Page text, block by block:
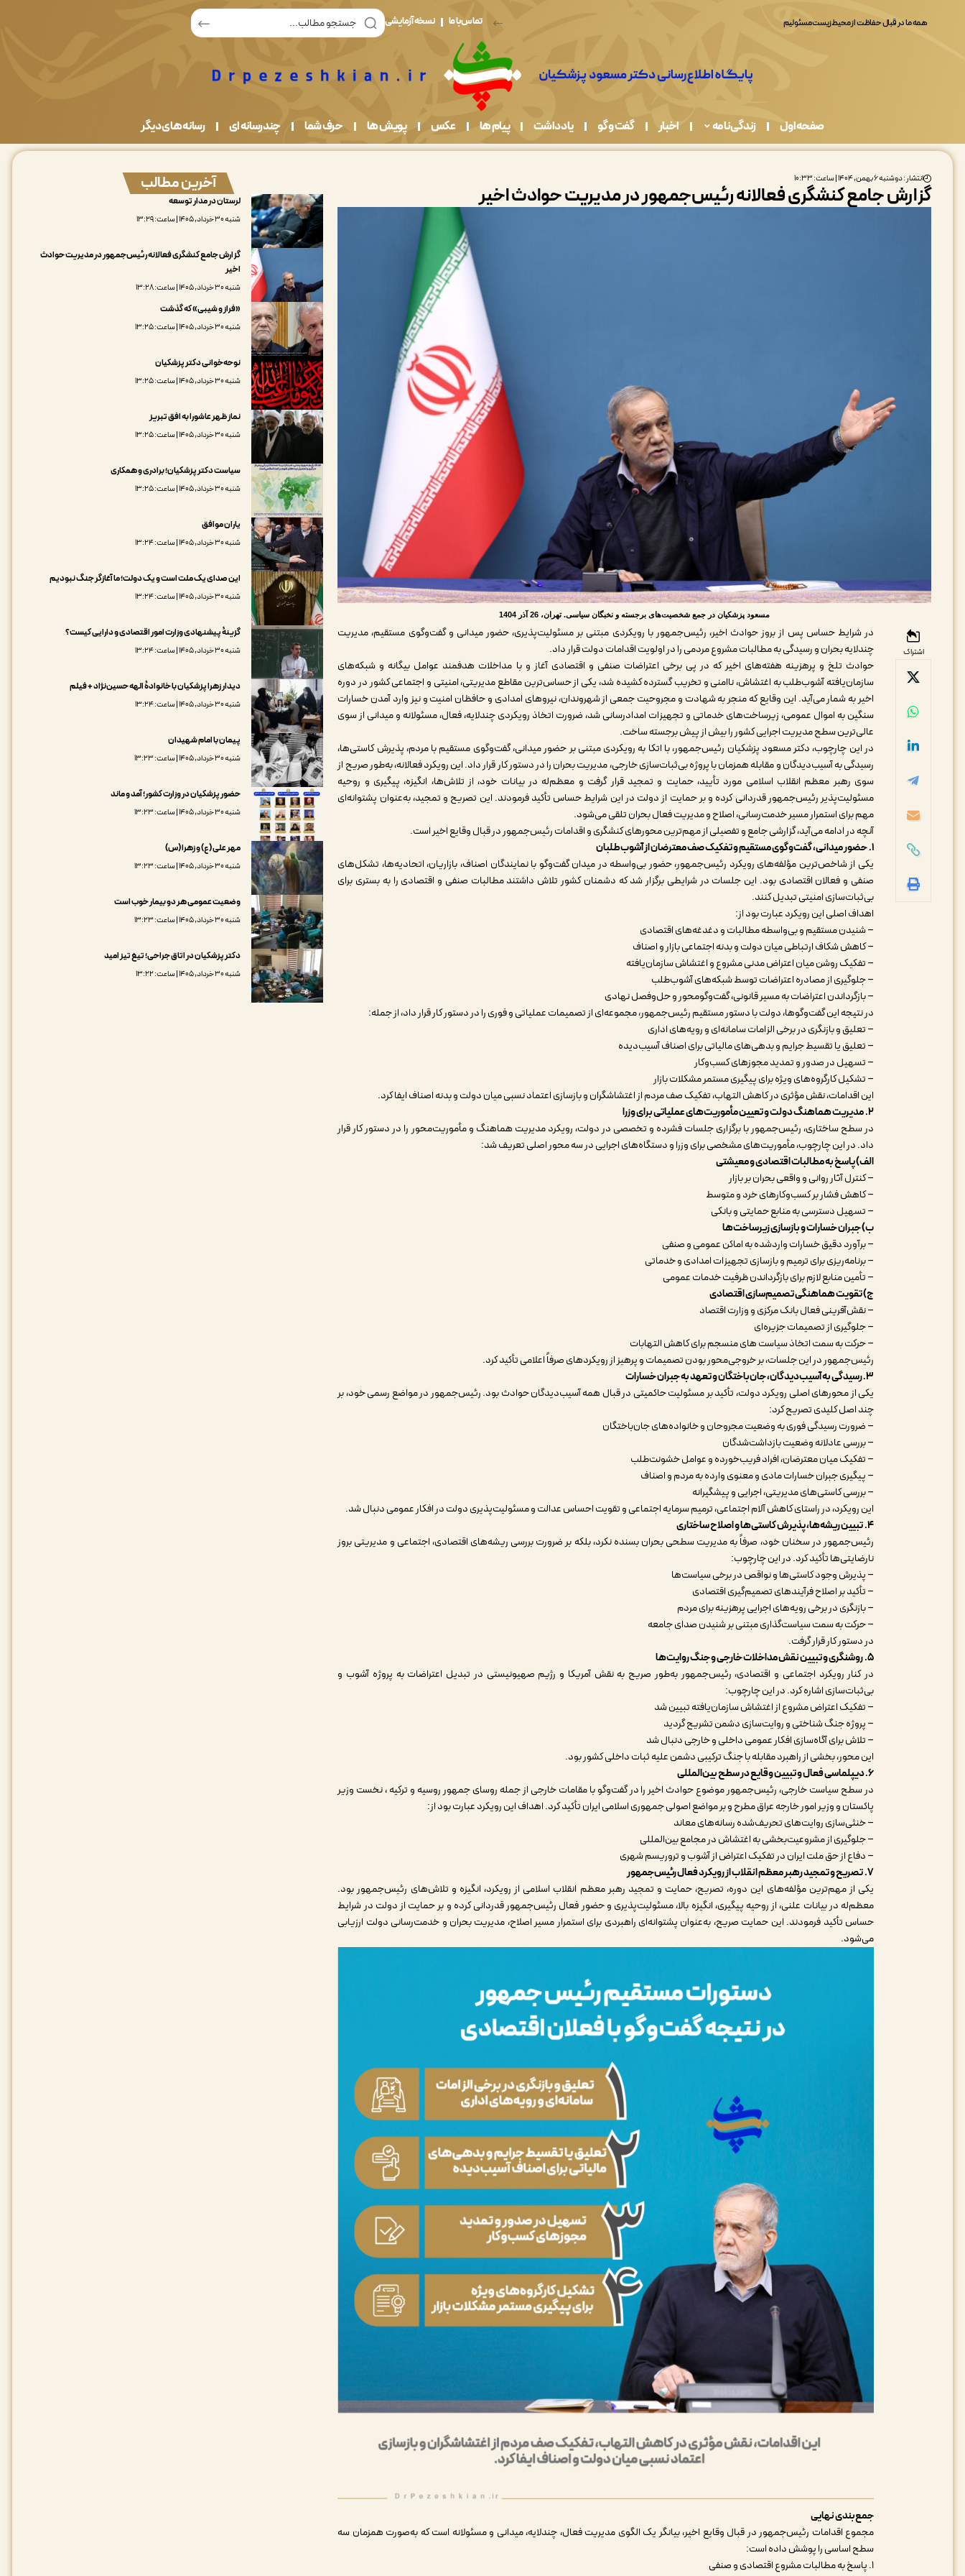
همه ما در قبال حفاظت از محیط زیست مسئولیم تماس با ما نسخه آزمایشی
صفحه اول زندگی نامه اخبار گفت و گو یادداشت پیام ها عکس پویش ها حرف شما چندرسانه ای رسانه های دیگر
انتشار : دوشنبه ۶ بهمن, ۱۴۰۴ | ساعت: ۱۰:۳۳
گزارش جامع کنشگری فعالانه رئیس‌جمهور در مدیریت حوادث اخیر
مسعود پزشکیان در جمع شخصیت‌های برجسته و نخبگان سیاسی. تهران، 26 آذر 1404
اشتراک
در شرایط حساس پس از بروز حوادث اخیر، رئیس‌جمهور با رویکردی مبتنی بر مسئولیت‌پذیری، حضور میدانی و گفت‌وگوی مستقیم، مدیریت
چندلایه بحران و رسیدگی به مطالبات مشروع مردمی را در اولویت اقدامات دولت قرار داد.
حوادث تلخ و پرهزینه هفته‌های اخیر که در پی برخی اعتراضات صنفی و اقتصادی آغاز و با مداخلات هدفمند عوامل بیگانه و شبکه‌های
سازمان‌یافته آشوب‌طلب به اغتشاش، ناامنی و تخریب گسترده کشیده شد، یکی از حساس‌ترین مقاطع مدیریتی، امنیتی و اجتماعی کشور در دوره
اخیر به شمار می‌آید. این وقایع که منجر به شهادت و مجروحیت جمعی از شهروندان، نیروهای امدادی و حافظان امنیت و نیز وارد آمدن خسارات
سنگین به اموال عمومی، زیرساخت‌های خدماتی و تجهیزات امدادرسانی شد، ضرورت اتخاذ رویکردی چندلایه، فعال، مسئولانه و میدانی از سوی
عالی‌ترین سطح مدیریت اجرایی کشور را بیش از پیش برجسته ساخت.
در این چارچوب، دکتر مسعود پزشکیان رئیس‌جمهور، با اتکا به رویکردی مبتنی بر حضور میدانی، گفت‌وگوی مستقیم با مردم، پذیرش کاستی‌ها،
رسیدگی به آسیب‌دیدگان و مقابله همزمان با پروژه بی‌ثبات‌سازی خارجی، مدیریت بحران را در دستور کار قرار داد. این رویکرد فعالانه، به‌طور صریح از
سوی رهبر معظم انقلاب اسلامی مورد تأیید، حمایت و تمجید قرار گرفت و معظم‌له در بیانات خود، از تلاش‌ها، انگیزه، پیگیری و روحیه
مسئولیت‌پذیر رئیس‌جمهور قدردانی کرده و بر حمایت از دولت در این شرایط حساس تأکید فرمودند. این تصریح و تمجید، به‌عنوان پشتوانه‌ای
مهم برای استمرار مسیر خدمت‌رسانی، اصلاح و مدیریت فعال بحران تلقی می‌شود.
آنچه در ادامه می‌آید، گزارشی جامع و تفصیلی از مهم‌ترین محورهای کنشگری و اقدامات رئیس‌جمهور در قبال وقایع اخیر است.
۱. حضور میدانی، گفت‌وگوی مستقیم و تفکیک صف معترضان از آشوب‌طلبان
یکی از شاخص‌ترین مؤلفه‌های رویکرد رئیس‌جمهور، حضور بی‌واسطه در میدان گفت‌وگو با نمایندگان اصناف، بازاریان، اتحادیه‌ها، تشکل‌های
صنفی و فعالان اقتصادی بود. این جلسات در شرایطی برگزار شد که دشمنان کشور تلاش داشتند مطالبات صنفی و اقتصادی را به بستری برای
بی‌ثبات‌سازی امنیتی تبدیل کنند.
اهداف اصلی این رویکرد عبارت بود از:
– شنیدن مستقیم و بی‌واسطه مطالبات و دغدغه‌های اقتصادی
– کاهش شکاف ارتباطی میان دولت و بدنه اجتماعی بازار و اصناف
– تفکیک روشن میان اعتراض مدنی مشروع و اغتشاش سازمان‌یافته
– جلوگیری از مصادره اعتراضات توسط شبکه‌های آشوب‌طلب
– بازگرداندن اعتراضات به مسیر قانونی، گفت‌وگومحور و حل‌وفصل نهادی
در نتیجه این گفت‌وگوها، دولت با دستور مستقیم رئیس‌جمهور، مجموعه‌ای از تصمیمات عملیاتی و فوری را در دستور کار قرار داد، از جمله:
– تعلیق و بازنگری در برخی الزامات سامانه‌ای و رویه‌های اداری
– تعلیق یا تقسیط جرایم و بدهی‌های مالیاتی برای اصناف آسیب‌دیده
– تسهیل در صدور و تمدید مجوزهای کسب‌وکار
– تشکیل کارگروه‌های ویژه برای پیگیری مستمر مشکلات بازار
این اقدامات، نقش مؤثری در کاهش التهاب، تفکیک صف مردم از اغتشاشگران و بازسازی اعتماد نسبی میان دولت و بدنه اصناف ایفا کرد.
۲. مدیریت هماهنگ دولت و تعیین مأموریت‌های عملیاتی برای وزرا
در سطح ساختاری، رئیس‌جمهور با برگزاری جلسات فشرده و تخصصی در دولت، رویکرد مدیریت هماهنگ و مأموریت‌محور را در دستور کار قرار
داد. در این چارچوب، مأموریت‌های مشخصی برای وزرا و دستگاه‌های اجرایی در سه محور اصلی تعریف شد:
الف) پاسخ به مطالبات اقتصادی و معیشتی
– کنترل آثار روانی و واقعی بحران بر بازار
– کاهش فشار بر کسب‌وکارهای خرد و متوسط
– تسهیل دسترسی به منابع حمایتی و بانکی
ب) جبران خسارات و بازسازی زیرساخت‌ها
– برآورد دقیق خسارات واردشده به اماکن عمومی و صنفی
– برنامه‌ریزی برای ترمیم و بازسازی تجهیزات امدادی و خدماتی
– تأمین منابع لازم برای بازگرداندن ظرفیت خدمات عمومی
ج) تقویت هماهنگی تصمیم‌سازی اقتصادی
– نقش‌آفرینی فعال بانک مرکزی و وزارت اقتصاد
– جلوگیری از تصمیمات جزیره‌ای
– حرکت به سمت اتخاذ سیاست های منسجم برای کاهش التهابات
رئیس‌جمهور در این جلسات، بر خروجی‌محور بودن تصمیمات و پرهیز از رویکردهای صرفاً اعلامی تأکید کرد.
۳. رسیدگی به آسیب‌دیدگان، جان‌باختگان و تعهد به جبران خسارات
یکی از محورهای اصلی رویکرد دولت، تأکید بر مسئولیت حاکمیتی در قبال همه آسیب‌دیدگان حوادث بود. رئیس‌جمهور در مواضع رسمی خود، بر
چند اصل کلیدی تصریح کرد:
– ضرورت رسیدگی فوری به وضعیت مجروحان و خانواده‌های جان‌باختگان
– بررسی عادلانه وضعیت بازداشت‌شدگان
– تفکیک میان معترضان، افراد فریب‌خورده و عوامل خشونت‌طلب
– پیگیری جبران خسارات مادی و معنوی وارده به مردم و اصناف
– بررسی کاستی‌های مدیریتی، اجرایی و پیشگیرانه
این رویکرد، در راستای کاهش آلام اجتماعی، ترمیم سرمایه اجتماعی و تقویت احساس عدالت و مسئولیت‌پذیری دولت در افکار عمومی دنبال شد.
۴. تبیین ریشه‌ها، پذیرش کاستی‌ها و اصلاح ساختاری
رئیس‌جمهور در سخنان خود، صرفاً به مدیریت سطحی بحران بسنده نکرد، بلکه بر ضرورت بررسی ریشه‌های اقتصادی، اجتماعی و مدیریتی بروز
نارضایتی‌ها تأکید کرد. در این چارچوب:
– پذیرش وجود کاستی‌ها و نواقص در برخی سیاست‌ها
– تأکید بر اصلاح فرآیندهای تصمیم‌گیری اقتصادی
– بازنگری در برخی رویه‌های اجرایی پرهزینه برای مردم
– حرکت به سمت سیاست‌گذاری مبتنی بر شنیدن صدای جامعه
در دستور کار قرار گرفت.
۵. روشنگری و تبیین نقش مداخلات خارجی و جنگ روایت‌ها
در کنار رویکرد اجتماعی و اقتصادی، رئیس‌جمهور به‌طور صریح به نقش آمریکا و رژیم صهیونیستی در تبدیل اعتراضات به پروژه آشوب و
بی‌ثبات‌سازی اشاره کرد. در این چارچوب:
– تفکیک اعتراض مشروع از اغتشاش سازمان‌یافته تبیین شد
– پروژه جنگ شناختی و روایت‌سازی دشمن تشریح گردید
– تلاش برای آگاه‌سازی افکار عمومی داخلی و خارجی دنبال شد
این محور، بخشی از راهبرد مقابله با جنگ ترکیبی دشمن علیه ثبات داخلی کشور بود.
۶. دیپلماسی فعال و تبیین وقایع در سطح بین‌المللی
در سطح سیاست خارجی، رئیس‌جمهور موضوع حوادث اخیر را در گفت‌وگو با مقامات خارجی از جمله روسای جمهور روسیه و ترکیه ، نخست وزیر
پاکستان و وزیر امور خارجه عراق مطرح و بر مواضع اصولی جمهوری اسلامی ایران تأکید کرد. اهداف این رویکرد عبارت بود از:
– خنثی‌سازی روایت‌های تحریف‌شده رسانه‌های معاند
– جلوگیری از مشروعیت‌بخشی به اغتشاش در مجامع بین‌المللی
– دفاع از حق ملت ایران در تفکیک اعتراض از آشوب و تروریسم شهری
۷. تصریح و تمجید رهبر معظم انقلاب از رویکرد فعال رئیس‌جمهور
یکی از مهم‌ترین مؤلفه‌های این دوره، تصریح، حمایت و تمجید رهبر معظم انقلاب اسلامی از رویکرد، انگیزه و تلاش‌های رئیس‌جمهور بود.
معظم‌له در بیانات علنی، از روحیه پیگیری، انگیزه بالا، مسئولیت‌پذیری و حضور فعال رئیس‌جمهور قدردانی کرده و بر حمایت از دولت در شرایط
حساس تأکید فرمودند. این حمایت صریح، به‌عنوان پشتوانه‌ای راهبردی برای استمرار مسیر اصلاح، مدیریت بحران و خدمت‌رسانی دولت ارزیابی
می‌شود.
جمع‌بندی نهایی
مجموع اقدامات رئیس‌جمهور در قبال وقایع اخیر، بیانگر یک الگوی مدیریت فعال، چندلایه، میدانی و مسئولانه است که به‌صورت همزمان سه
سطح اساسی را پوشش داده است:
۱. پاسخ به مطالبات مشروع اقتصادی و صنفی
آخرین مطالب
لرستان در مدار توسعه
شنبه ۳۰ خرداد, ۱۴۰۵ | ساعت: ۱۳:۲۹
گزارش جامع کنشگری فعالانه رئیس‌جمهور در مدیریت حوادث
اخیر
شنبه ۳۰ خرداد, ۱۴۰۵ | ساعت: ۱۳:۲۸
«فراز و شیبی» که گذشت
شنبه ۳۰ خرداد, ۱۴۰۵ | ساعت: ۱۳:۲۵
نوحه‌خوانی دکتر پزشکیان
شنبه ۳۰ خرداد, ۱۴۰۵ | ساعت: ۱۳:۲۵
نماز ظهر عاشورا به افق تبریز
شنبه ۳۰ خرداد, ۱۴۰۵ | ساعت: ۱۳:۲۵
سیاست دکتر پزشکیان؛ برادری و همکاری
شنبه ۳۰ خرداد, ۱۴۰۵ | ساعت: ۱۳:۲۵
یاران موافق
شنبه ۳۰ خرداد, ۱۴۰۵ | ساعت: ۱۳:۲۴
این صدای یک ملت است و یک دولت؛ ما آغازگر جنگ نبودیم
شنبه ۳۰ خرداد, ۱۴۰۵ | ساعت: ۱۳:۲۴
گزینۀ پیشنهادی وزارت امور اقتصادی و دارایی کیست؟
شنبه ۳۰ خرداد, ۱۴۰۵ | ساعت: ۱۳:۲۴
دیدار زهرا پزشکیان با خانوادۀ الهه حسین‌نژاد + فیلم
شنبه ۳۰ خرداد, ۱۴۰۵ | ساعت: ۱۳:۲۴
پیمان با امام شهیدان
شنبه ۳۰ خرداد, ۱۴۰۵ | ساعت: ۱۳:۲۳
حضور پزشکیان در وزارت کشور؛ آمد و ماند
شنبه ۳۰ خرداد, ۱۴۰۵ | ساعت: ۱۳:۲۳
مهر علی (ع) و زهرا (س)
شنبه ۳۰ خرداد, ۱۴۰۵ | ساعت: ۱۳:۲۳
وضعیت عمومی هر دو بیمار خوب است
شنبه ۳۰ خرداد, ۱۴۰۵ | ساعت: ۱۳:۲۳
دکتر پزشکیان در اتاق جراحی؛ تیغ تیز امید
شنبه ۳۰ خرداد, ۱۴۰۵ | ساعت: ۱۳:۲۲